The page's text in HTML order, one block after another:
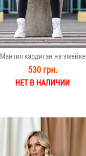
Мантия кардиган на змейке
530 грн.
НЕТ В НАЛИЧИИ